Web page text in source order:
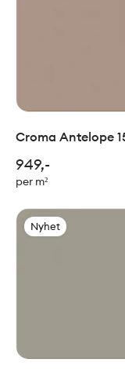
Croma Antelope
949,-
per m²
Nyhet